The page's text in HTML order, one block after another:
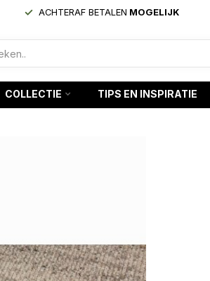
ACHTERAF BETALEN MOGELIJK
COLLECTIE TIPS EN INSPIRATIE